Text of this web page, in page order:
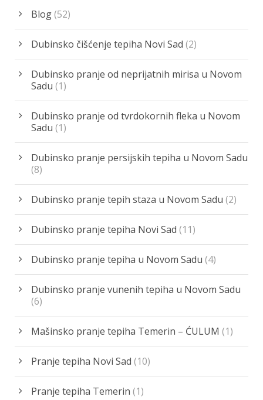
Blog(52)
Dubinsko čišćenje tepiha Novi Sad (2)
Dubinsko pranje od neprijatnih mirisa u Novom
Sadu (1)
Dubinsko pranje od tvrdokornih fleka u Novom
Sadu (1)
Dubinsko pranje persijskih tepiha u Novom Sadu
(8)
Dubinsko pranje tepih staza u Novom Sadu (2)
Dubinsko pranje tepiha Novi Sad (11)
Dubinsko pranje tepiha u Novom Sadu (4)
Dubinsko pranje vunenih tepiha u Novom Sadu
(6)
Mašinsko pranje tepiha Temerin – ĆULUM (1)
Pranje tepiha Novi Sad (10)
Pranje tepiha Temerin (1)